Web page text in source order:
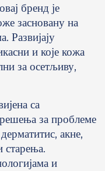
бренд је
засновану на
Развијају
и које кожа
за осетљиву,
са
за проблеме
акне,
старења.
и